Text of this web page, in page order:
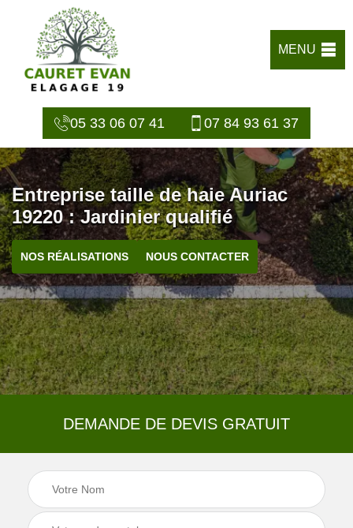
MENU
05 33 06 07 41 07 84 93 61 37
Entreprise taille de haie Auriac
19220 : Jardinier qualifié
NOS RÉALISATIONS NOUS CONTACTER
DEMANDE DE DEVIS GRATUIT